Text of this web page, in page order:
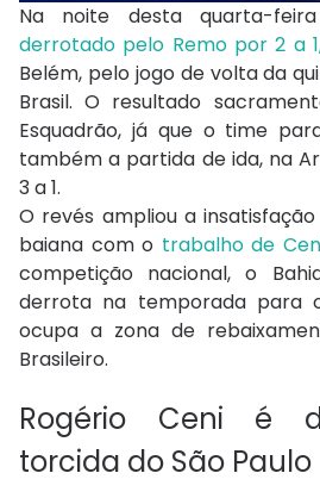
Na noite desta quarta-
derrotado pelo Remo por 2 a
Belém, pelo jogo de volta da
Brasil. O resultado
Esquadrão, já que o time
também a partida de ida, na
3 a 1.
O revés ampliou a
baiana com o trabalho de
competição nacional, o
derrota na temporada para
ocupa a zona de
Brasileiro.
Rogério Ceni é
torcida do São Paulo